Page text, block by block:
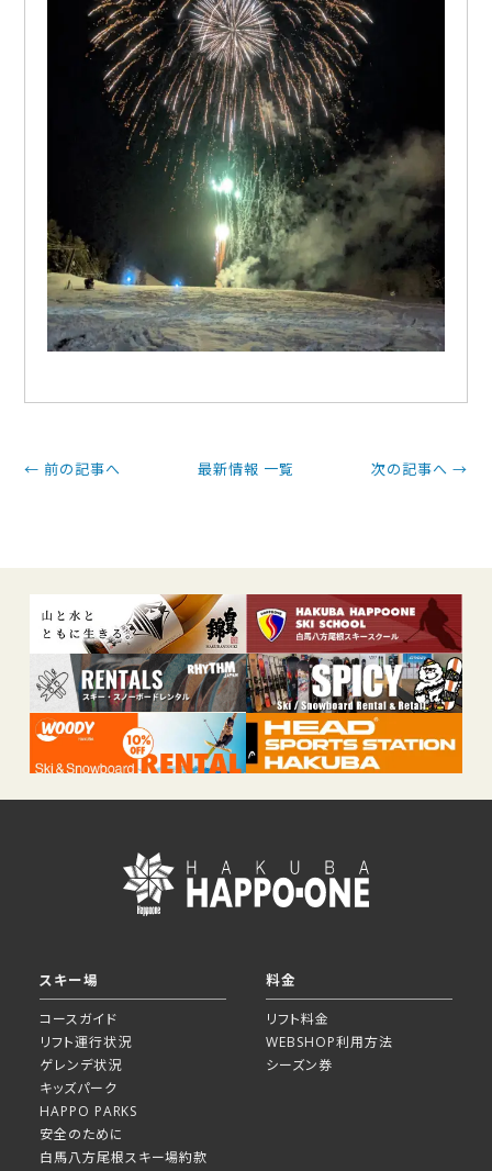
← 前の記事へ 次の記事へ →
最新情報 一覧
スキー場
コースガイド
リフト運行状況
ゲレンデ状況
キッズパーク
HAPPO PARKS
安全のために
白馬八方尾根スキー場約款
料金
リフト料金
WEBSHOP利用方法
シーズン券